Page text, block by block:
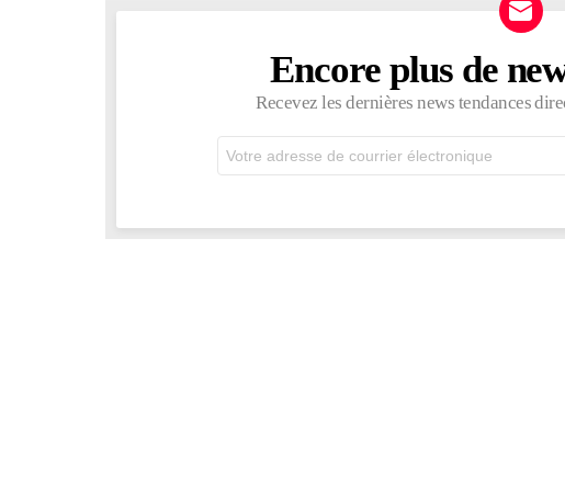
NEWSLETTEREncore plus de
Recevez les dernières news tendances
de
courrier